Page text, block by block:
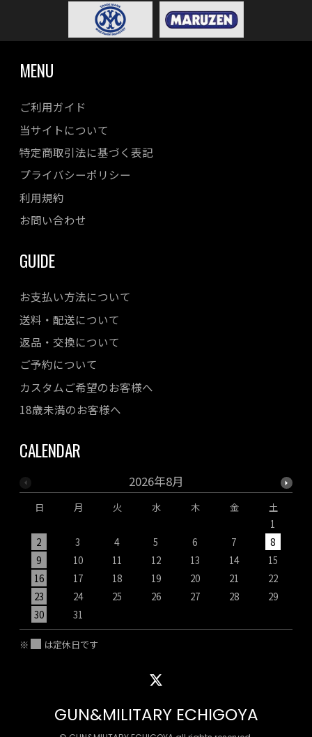
MENU
ご利用ガイド
当サイトについて
特定商取引法に基づく表記
プライバシーポリシー
利用規約
お問い合わせ
GUIDE
お支払い方法について
送料・配送について
返品・交換について
ご予約について
カスタムご希望のお客様へ
18歳未満のお客様へ
CALENDAR
2026年8月
日 月 火 水 木 金
土
1
2
3 4 5 6 7
8
9
10 11 12 13 14
15
16
17 18 19 20 21
22
23
24 25 26 27 28
29
30
31
※ は定休日です
GUN&MILITARY ECHIGOYA